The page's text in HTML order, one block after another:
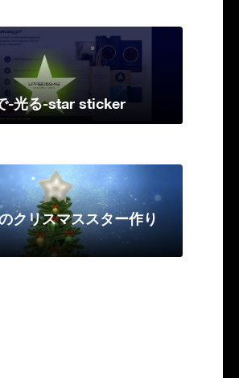
-光る-star sticker
クリスマススター作り